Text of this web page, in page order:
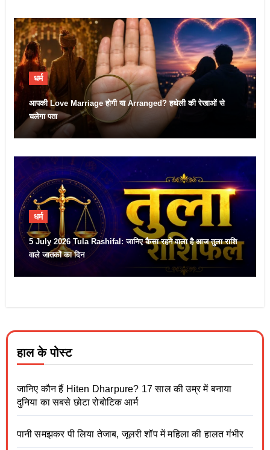
धर्म
आपकी Love Marriage होगी या Arranged? हथेली की रेखाओं से
चलेगा पता
धर्म
5 July 2026 Tula Rashifal: जानिए कैसा रहने वाला है आज तुला राशि
वाले जातकों का दिन
हाल के पोस्ट
जानिए कौन हैं Hiten Dharpure? 17 साल की उम्र में बनाया
दुनिया का सबसे छोटा रोबोटिक आर्म
पानी समझकर पी लिया तेजाब, जूलरी शॉप में महिला की हालत गंभीर